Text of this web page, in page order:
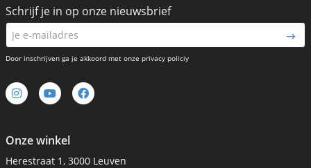
Onze winkel
Herestraat 1, 3000 Leuven
Schrijf je in op onze nieuwsbrief
Door inschrijven ga je akkoord met onze privacy policiy